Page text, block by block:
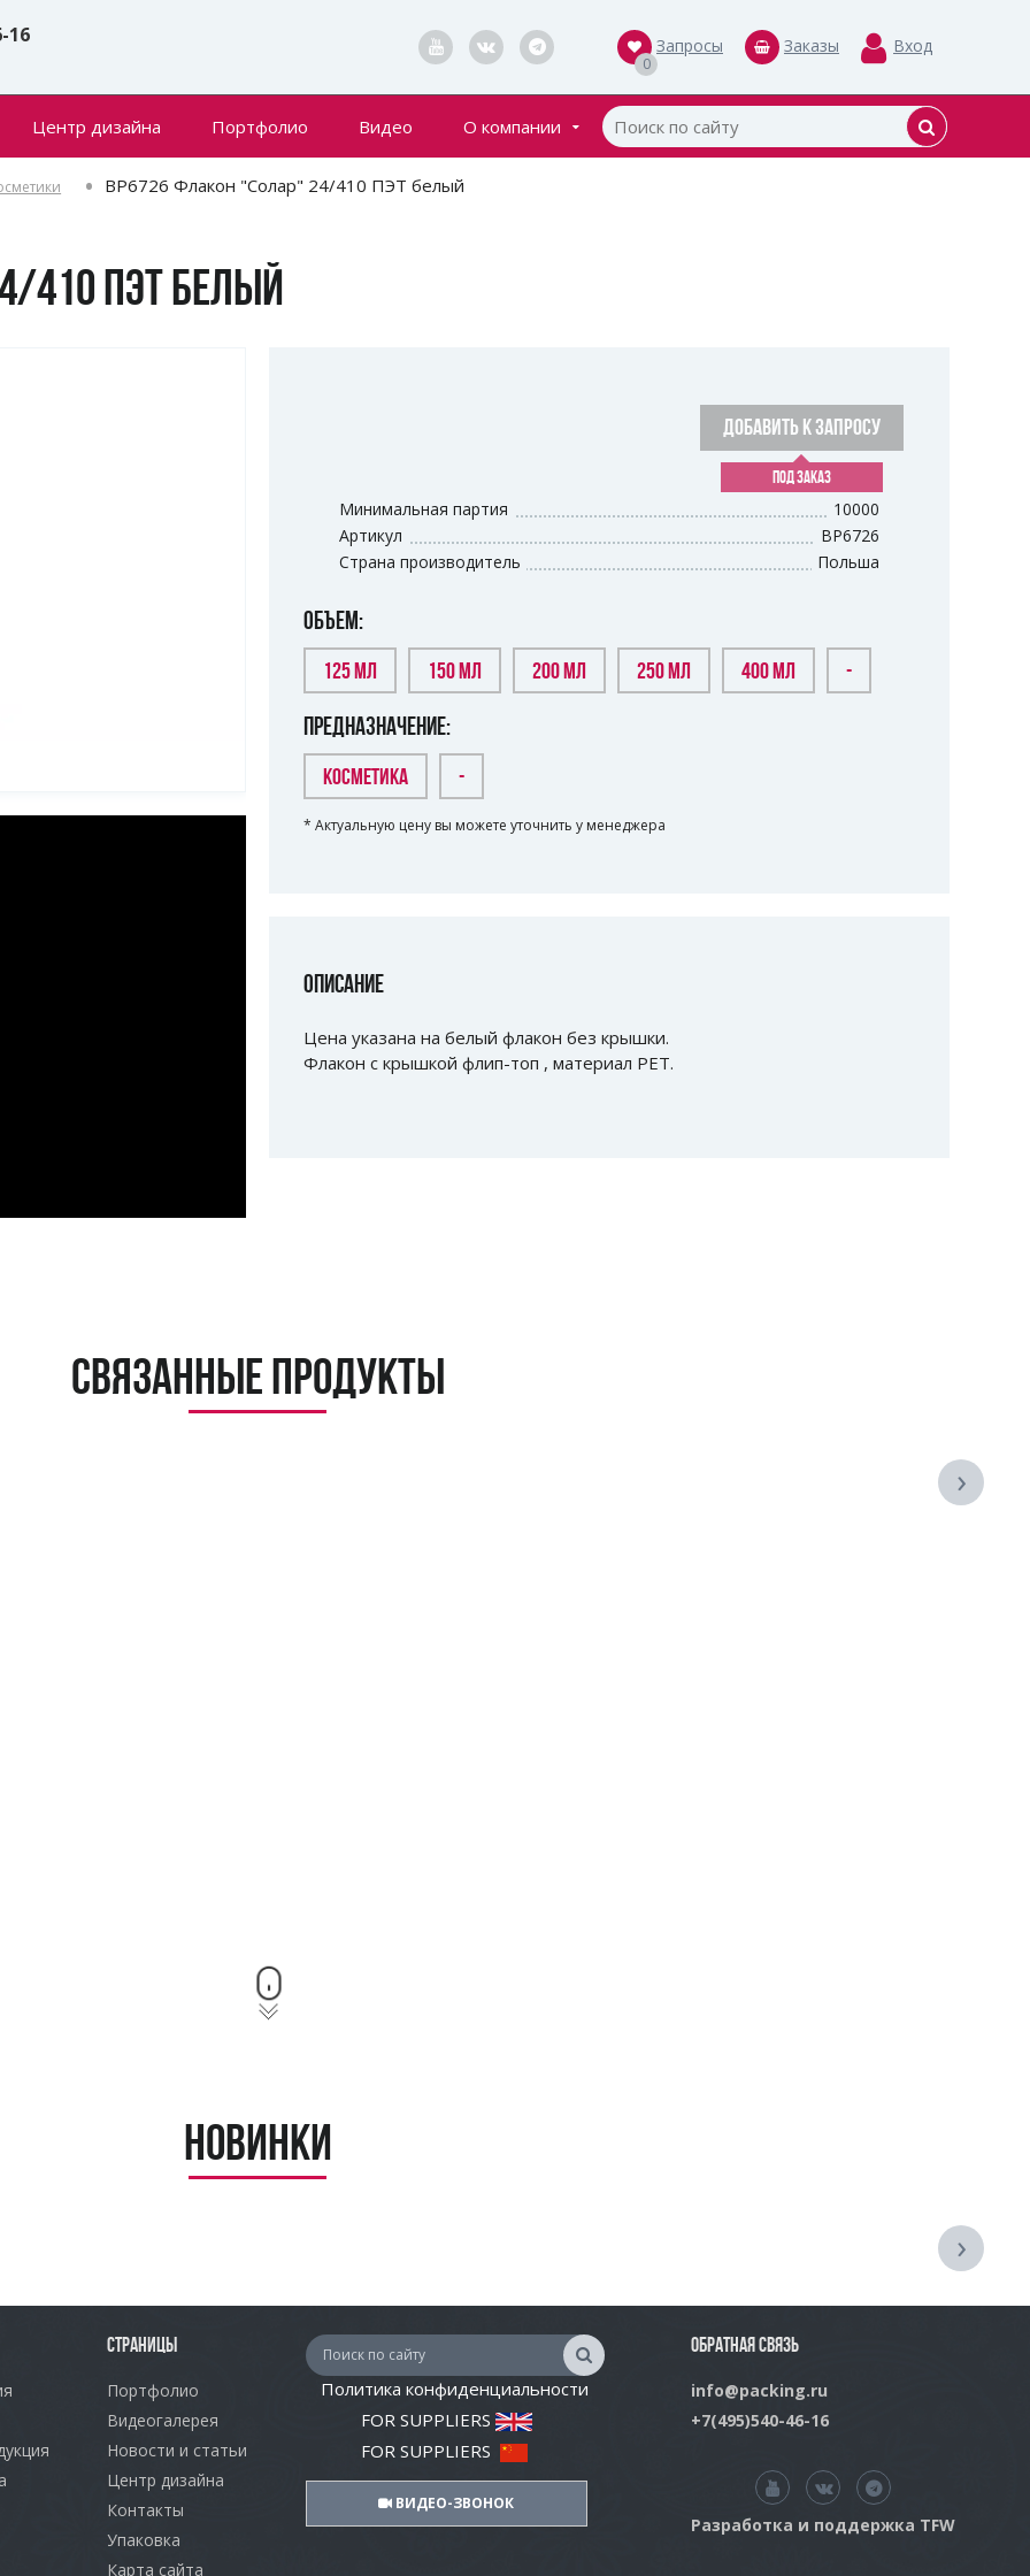
16
0
Запросы Заказы Вход
Центр дизайна Портфолио Видео О компании
BP6726 Флакон "Солар" 24/410 ПЭТ белый
410 ПЭТ БЕЛЫЙ
ДОБАВИТЬ К ЗАПРОСУ
ПОД ЗАКАЗ
Минимальная партия
10000
Артикул
BP6726
Страна производитель
Польша
ОБЪЕМ:
125 МЛ 150 МЛ 200 МЛ 250 МЛ 400 МЛ -
ПРЕДНАЗНАЧЕНИЕ:
КОСМЕТИКА -
* Актуальную цену вы можете уточнить у менеджера
ОПИСАНИЕ
Цена указана на белый флакон без крышки.
Флакон с крышкой флип-топ , материал PET.
Связанные продукты
›
Новинки
›
СТРАНИЦЫ
Портфолио
Видеогалерея
Новости и статьи
Центр дизайна
Контакты
Упаковка
Карта сайта
Политика конфиденциальности
FOR SUPPLIERS
FOR SUPPLIERS
ВИДЕО-ЗВОНОК
ОБРАТНАЯ СВЯЗЬ
info@packing.ru
+7(495)540-46-16
Разработка и поддержка TFW